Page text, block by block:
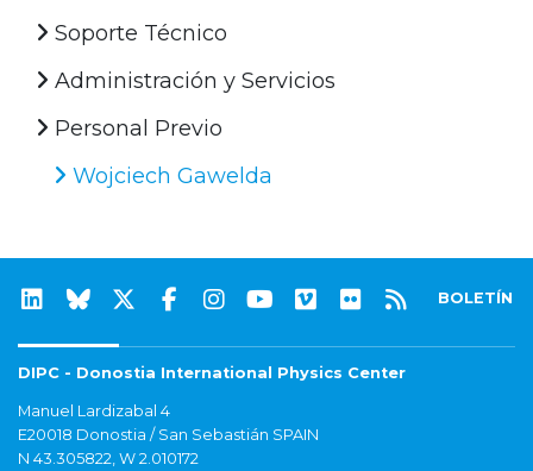
Soporte Técnico
Administración y Servicios
Personal Previo
Wojciech Gawelda
BOLETÍN
DIPC - Donostia International Physics Center
Manuel Lardizabal 4
E20018 Donostia / San Sebastián SPAIN
N 43.305822, W 2.010172